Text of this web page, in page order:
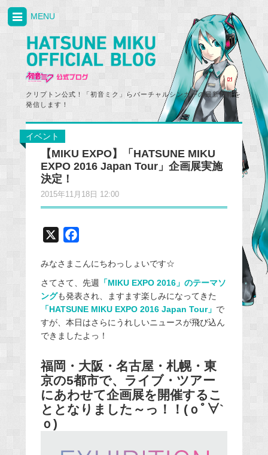
クリプトン公式！「初音ミク」らバーチャルシンガーの最新情報を
発信します！
MENU
イベント
【MIKU EXPO】「HATSUNE MIKU
EXPO 2016 Japan Tour」企画展実施
決定！
2015年11月18日 12:00
c
e
b
o
o
みなさまこんにちわっしょいです☆
さてさて、先週 「MIKU EXPO 2016」のテーマソ
ングも発表され、ますます楽しみになってきた
「HATSUNE MIKU EXPO 2016 Japan Tour」 で
すが、本日はさらにうれしいニュースが飛び込ん
できましたよっ！
福岡・大阪・名古屋・札幌・東
京の5都市で、ライブ・ツアー
にあわせて企画展を開催するこ
ととなりました～っ！！(ｏﾟ∀`
ｏ)